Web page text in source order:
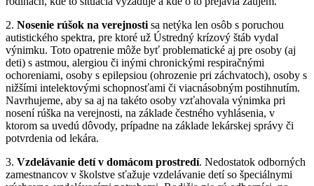
2. Nosenie rúšok na verejnosti sa netýka len osôb s poruchou
autistického spektra, pre ktoré už Ústredný krízový štáb vydal
výnimku. Toto opatrenie môže byť problematické aj pre osoby (aj
deti) s astmou, alergiou či inými chronickými respiračnými
ochoreniami, osoby s epilepsiou (ohrozenie pri záchvatoch), osoby s
nižšími intelektovými schopnosťami či viacnásobným postihnutím.
Navrhujeme, aby sa aj na takéto osoby vzťahovala výnimka pri
nosení rúška na verejnosti, na základe čestného vyhlásenia, v
ktorom sa uvedú dôvody, prípadne na základe lekárskej správy či
potvrdenia od lekára.
3. Vzdelávanie detí v domácom prostredí. Nedostatok odborných
zamestnancov v školstve sťažuje vzdelávanie detí so špeciálnymi